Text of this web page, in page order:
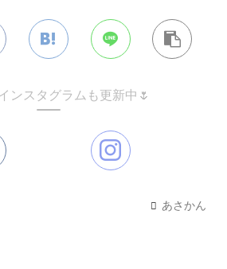
ンスタグラムも更新中🌷
あさかん